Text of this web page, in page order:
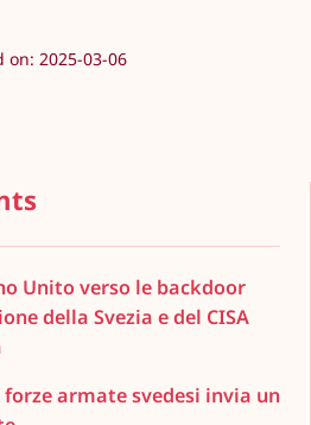
on: 2025-03-06
Unito verso le backdoor
della Svezia e del CISA
forze armate svedesi invia un